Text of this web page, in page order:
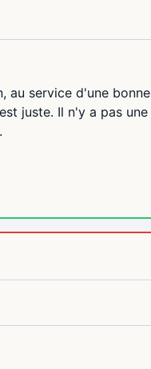
au service d'une bonne
juste. Il n'y a pas une